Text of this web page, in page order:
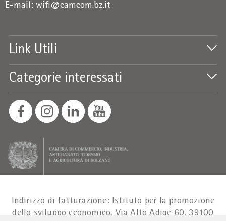
E-mail: wifi@camcom.bz.it
Link Utili
Categorie interessati
Indirizzo di fatturazione: Istituto per la promozione
dello sviluppo economico, Via Alto Adige 60, 39100